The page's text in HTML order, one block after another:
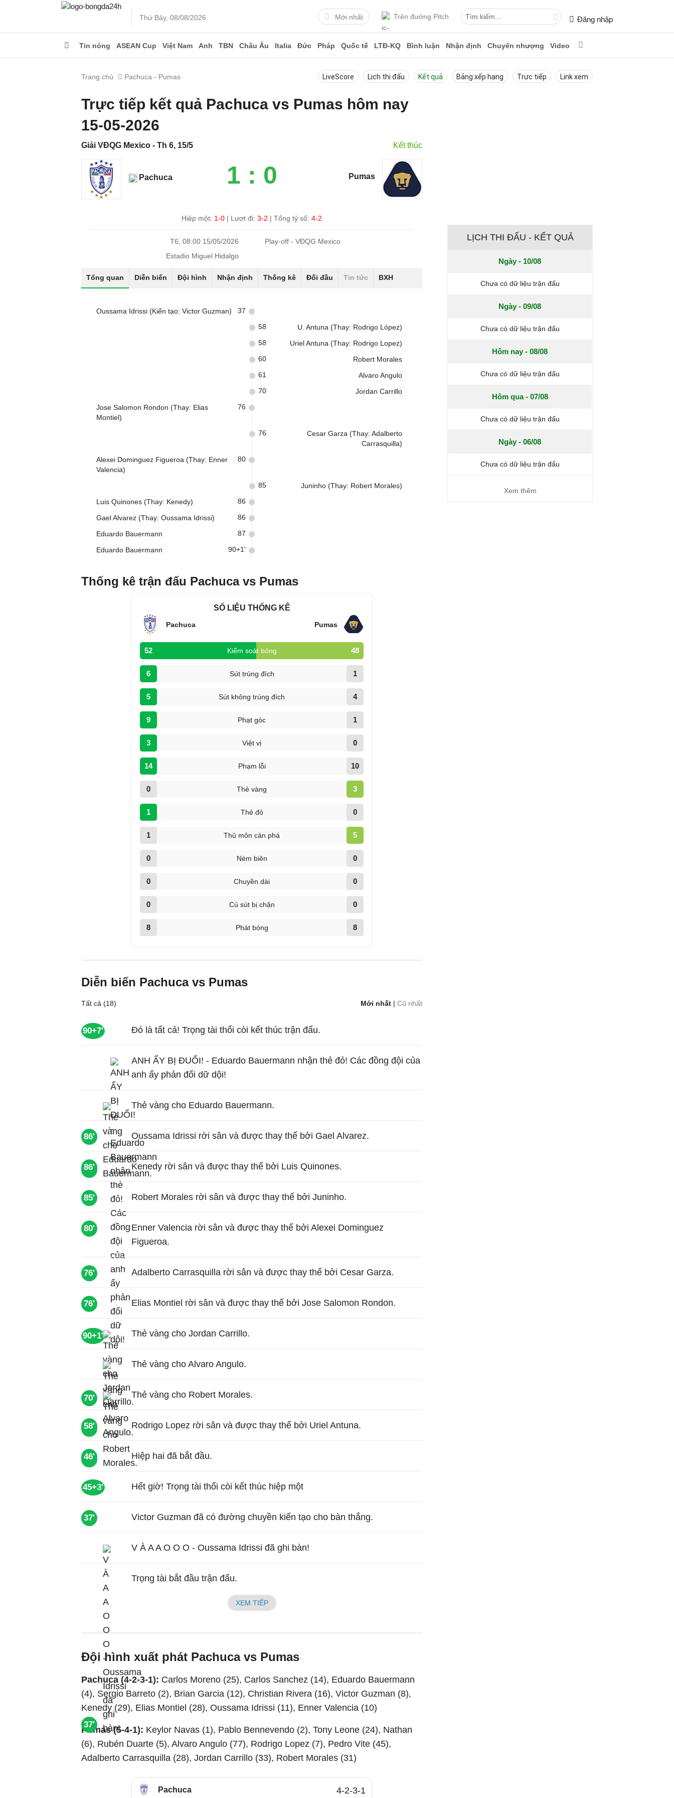
Thứ Bảy, 08/08/2026 Mới nhất Trên đường Pitch Đăng nhập
Tin nóng ASEAN Cup Việt Nam Anh TBN Châu Âu Italia Đức Pháp Quốc tế LTĐ-KQ Bình luận Nhận định Chuyển nhượng Video
Trang chủ Pachuca - Pumas LiveScore Lịch thi đấu Kết quả Bảng xếp hạng Trực tiếp Link xem
Trực tiếp kết quả Pachuca vs Pumas hôm nay
15-05-2026
Giải VĐQG Mexico - Th 6, 15/5 Kết thúc
Pachuca 1 : 0 Pumas
Hiệp một: 1-0 | Lượt đi:3-2 | Tổng tỷ số:4-2
T6, 08:00 15/05/2026
Play-off - VĐQG Mexico
Estadio Miguel Hidalgo
Tổng quan Diễn biến Đội hình Nhận định Thống kê Đối đầu Tin tức BXH
Oussama Idrissi (Kiến tạo: Victor Guzman) 37
U. Antuna (Thay: Rodrigo López)
58
Uriel Antuna (Thay: Rodrigo Lopez)
58
Robert Morales
60
Alvaro Angulo
61
Jordan Carrillo
70
Jose Salomon Rondon (Thay: Elias
Montiel)
76
Cesar Garza (Thay: Adalberto
Carrasquilla)
76
Alexei Dominguez Figueroa (Thay: Enner
Valencia)
80
Juninho (Thay: Robert Morales)
85
Luis Quinones (Thay: Kenedy) 86
Gael Alvarez (Thay: Oussama Idrissi) 86
Eduardo Bauermann 87
Eduardo Bauermann 90+1'
Thống kê trận đấu Pachuca vs Pumas
SỐ LIỆU THỐNG KÊ
Pachuca Pumas
52 Kiểm soát bóng 48
6 Sút trúng đích 1
5 Sút không trúng đích 4
9 Phạt góc 1
3 Việt vị 0
14 Phạm lỗi 10
0 Thẻ vàng 3
1 Thẻ đỏ 0
1 Thủ môn cản phá 5
0 Ném biên 0
0 Chuyền dài 0
0 Cú sút bị chặn 0
8 Phát bóng 8
Diễn biến Pachuca vs Pumas
Tất cả (18) Mới nhất |Cũ nhất
90+7' Đó là tất cả! Trọng tài thổi còi kết thúc trận đấu.
90+1'
ANH ẤY BỊ ĐUỔI! - Eduardo Bauermann nhận thẻ đỏ! Các đồng đội của
anh ấy phản đối dữ dội!
87'
Thẻ vàng cho Eduardo Bauermann.
86' Oussama Idrissi rời sân và được thay thế bởi Gael Alvarez.
86' Kenedy rời sân và được thay thế bởi Luis Quinones.
85' Robert Morales rời sân và được thay thế bởi Juninho.
80'
Enner Valencia rời sân và được thay thế bởi Alexei Dominguez
Figueroa.
76' Adalberto Carrasquilla rời sân và được thay thế bởi Cesar Garza.
76' Elias Montiel rời sân và được thay thế bởi Jose Salomon Rondon.
70'
Thẻ vàng cho Jordan Carrillo.
61'
Thẻ vàng cho Alvaro Angulo.
60'
Thẻ vàng cho Robert Morales.
58' Rodrigo Lopez rời sân và được thay thế bởi Uriel Antuna.
46' Hiệp hai đã bắt đầu.
45+3' Hết giờ! Trọng tài thổi còi kết thúc hiệp một
37' Victor Guzman đã có đường chuyền kiến tạo cho bàn thắng.
37'
V À A A O O O - Oussama Idrissi đã ghi bàn!
Trọng tài bắt đầu trận đấu.
XEM TIẾP
Đội hình xuất phát Pachuca vs Pumas
Pachuca (4-2-3-1): Carlos Moreno (25), Carlos Sanchez (14), Eduardo Bauermann
(4), Sergio Barreto (2), Brian Garcia (12), Christian Rivera (16), Victor Guzman (8),
Kenedy (29), Elias Montiel (28), Oussama Idrissi (11), Enner Valencia (10)
Pumas (5-4-1): Keylor Navas (1), Pablo Bennevendo (2), Tony Leone (24), Nathan
(6), Rubén Duarte (5), Alvaro Angulo (77), Rodrigo Lopez (7), Pedro Vite (45),
Adalberto Carrasquilla (28), Jordan Carrillo (33), Robert Morales (31)
Pachuca 4-2-3-1
LỊCH THI ĐẤU - KẾT QUẢ
Ngày - 10/08
Chưa có dữ liệu trận đấu
Ngày - 09/08
Chưa có dữ liệu trận đấu
Hôm nay - 08/08
Chưa có dữ liệu trận đấu
Hôm qua - 07/08
Chưa có dữ liệu trận đấu
Ngày - 06/08
Chưa có dữ liệu trận đấu
Xem thêm